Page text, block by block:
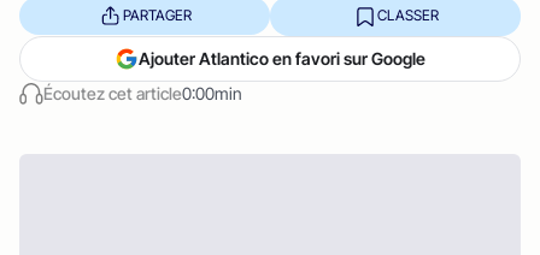
Écoutez cet article0:00min
PARTAGER CLASSER
Ajouter Atlantico en favori sur Google